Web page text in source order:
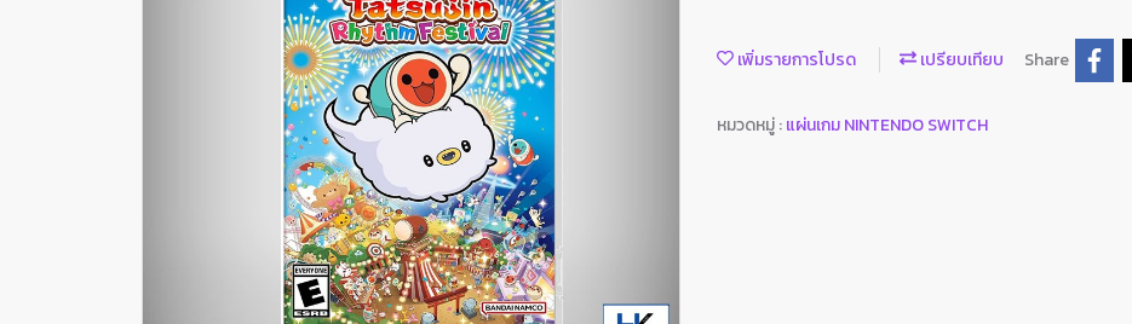
เพิ่มรายการโปรด เปรียบเทียบ Share
หมวดหมู่ :แผ่นเกม NINTENDO SWITCH